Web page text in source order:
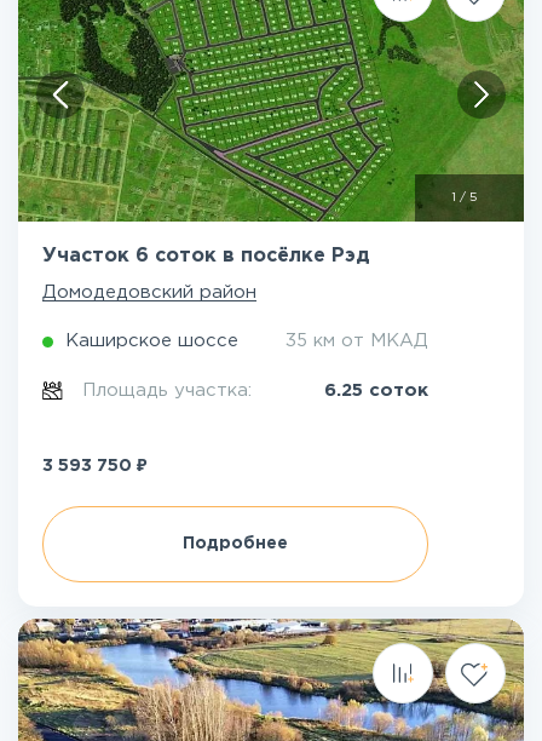
/ 5
Участок 6 соток в посёлке Рэд
Домодедовский район
Каширское шоссе 35 км от МКАД
Площадь участка: 6.25 соток
3 593 750 ₽
Подробнее